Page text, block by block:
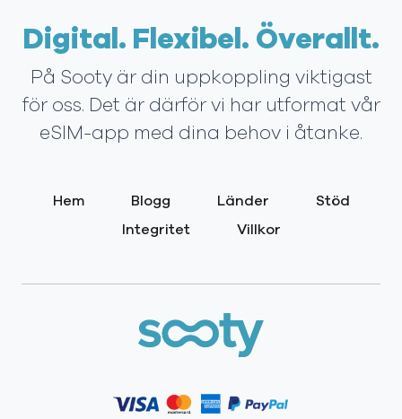
Digital. Flexibel. Överallt.
På Sooty är din uppkoppling viktigast
för oss. Det är därför vi har utformat vår
eSIM-app med dina behov i åtanke.
Hem Blogg Länder
Stöd
Integritet
Villkor